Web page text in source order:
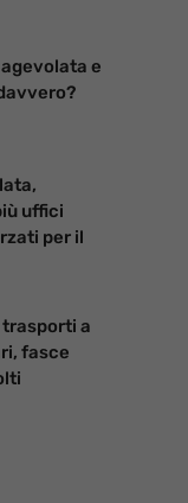
e
uffici
per il
trasporti a
fasce